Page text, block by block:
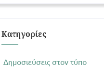
Kατηγορίες
Δημοσιεύσεις στον τύπο